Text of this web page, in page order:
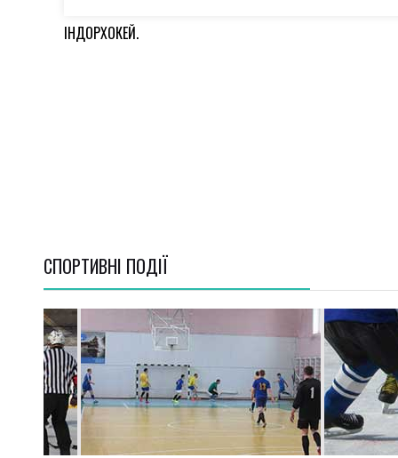
ІНДОРХОКЕЙ.
СПОРТИВНI ПОДІЇ